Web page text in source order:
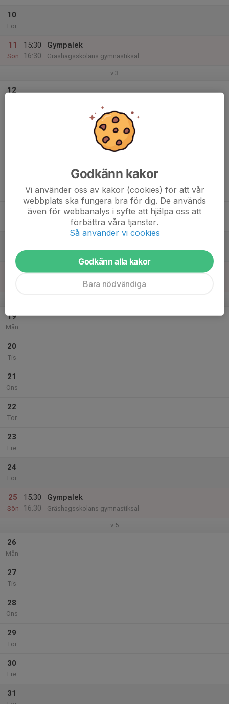
10
Lör
11
Sön
15:30
16:30
Gympalek
Gräshagsskolans gymnastiksal
v.3
12
15:30
Gympalek
Gräshagsskolans gymnastiksal
19
Mån
20
Tis
21
Ons
22
Tor
23
Fre
24
Lör
25
Sön
15:30
16:30
Gympalek
Gräshagsskolans gymnastiksal
v.5
26
Mån
27
Tis
28
Ons
29
Tor
30
Fre
31
Godkänn kakor
Vi använder oss av kakor (cookies) för att vår
webbplats ska fungera bra för dig. De används
även för webbanalys i syfte att hjälpa oss att
förbättra våra tjänster.
Så använder vi cookies
Godkänn alla kakor
Bara nödvändiga